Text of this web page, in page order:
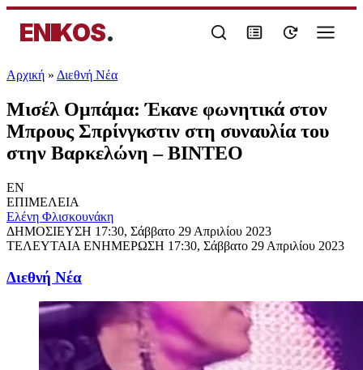
ENIKOS.
Αρχική » Διεθνή Νέα
Μισέλ Ομπάμα: Έκανε φωνητικά στον
Μπρους Σπρίνγκστιν στη συναυλία του
στην Βαρκελώνη – ΒΙΝΤΕΟ
EN
ΕΠΙΜΕΛΕΙΑ
Ελένη Φλισκουνάκη
ΔΗΜΟΣΙΕΥΣΗ 17:30, Σάββατο 29 Απριλίου 2023
ΤΕΛΕΥΤΑΙΑ ΕΝΗΜΕΡΩΣΗ 17:30, Σάββατο 29 Απριλίου 2023
Διεθνή Νέα